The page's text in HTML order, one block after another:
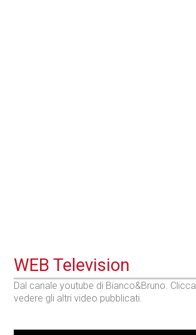
WEB Television
Dal canale youtube di Bianco&Bruno. Clicca
vedere gli altri video pubblicati.